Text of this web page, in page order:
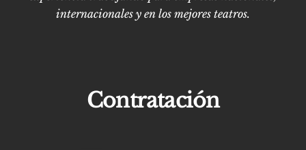
internacionales y en los mejores teatros.
Contratación